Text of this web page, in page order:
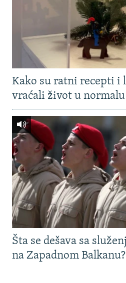
Kako su ratni recepti i
vraćali život u
Šta se dešava sa
na Zapadnom Balkanu?